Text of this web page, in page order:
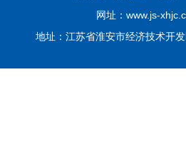
网址：www.js-
地址：江苏省淮安市经济技术开